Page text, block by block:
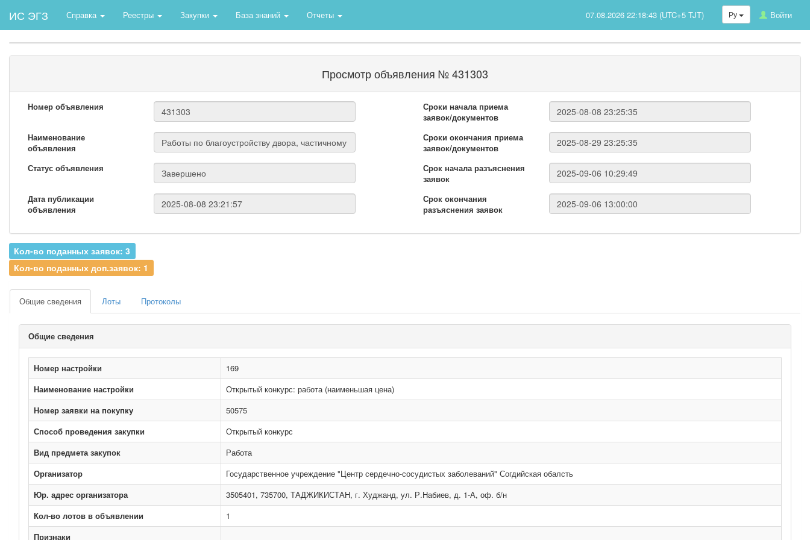
ИС ЭГЗ Справка Реестры Закупки База знаний Отчеты Ру Войти
07.08.2026 22:18:43 (UTC+5 TJT)
Просмотр объявления № 431303
Номер объявления
Наименование
объявления
Статус объявления
Дата публикации
объявления
Сроки начала приема
заявок/документов
Сроки окончания приема
заявок/документов
Срок начала разъяснения
заявок
Срок окончания
разъяснения заявок
Кол-во поданных заявок: 3
Кол-во поданных доп.заявок: 1
Общие сведения Лоты Протоколы
Общие сведения
Номер настройки
169
Наименование настройки
Открытый конкурс: работа (наименьшая цена)
Номер заявки на покупку
50575
Способ проведения закупки
Открытый конкурс
Вид предмета закупок
Работа
Организатор
Государственное учреждение "Центр сердечно-сосудистых заболеваний" Согдийская обалсть
Юр. адрес организатора
3505401, 735700, ТАДЖИКИСТАН, г. Худжанд, ул. Р.Набиев, д. 1-А, оф. б/н
Кол-во лотов в объявлении
1
Признаки